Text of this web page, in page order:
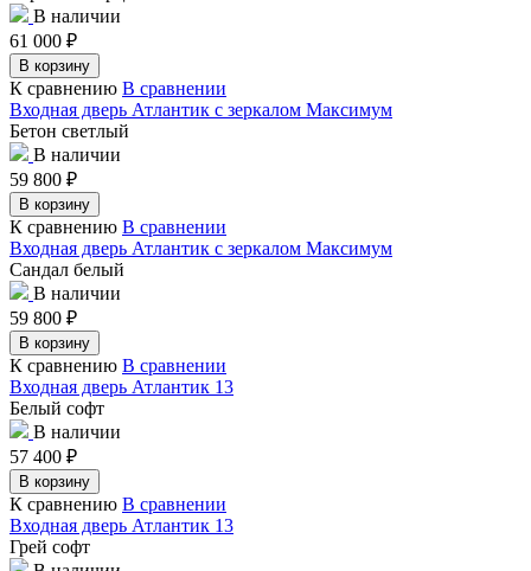
В наличии
61 000 ₽
В корзину
К сравнению В сравнении
Входная дверь Атлантик с зеркалом Максимум
Бетон светлый
В наличии
59 800 ₽
В корзину
К сравнению В сравнении
Входная дверь Атлантик с зеркалом Максимум
Сандал белый
В наличии
59 800 ₽
В корзину
К сравнению В сравнении
Входная дверь Атлантик 13
Белый софт
В наличии
57 400 ₽
В корзину
К сравнению В сравнении
Входная дверь Атлантик 13
Грей софт